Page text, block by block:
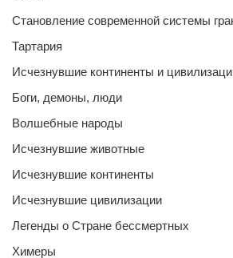
Становление современной системы
Тартария
Исчезнувшие континенты и
Боги, демоны, люди
Волшебные народы
Исчезнувшие животные
Исчезнувшие континенты
Исчезнувшие цивилизации
Легенды о Стране бессмертных
Химеры